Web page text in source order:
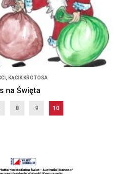
KĄCIK KROTOSA
na Święta
8 9 10